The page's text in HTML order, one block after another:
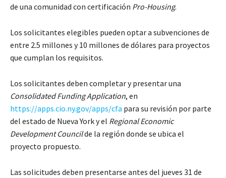
de una comunidad con certificación Pro-Housing.
Los solicitantes elegibles pueden optar a subvenciones de
entre 2.5 millones y 10 millones de dólares para proyectos
que cumplan los requisitos.
Los solicitantes deben completar y presentar una
Consolidated Funding Application, en
https://apps.cio.ny.gov/apps/cfa para su revisión por parte
del estado de Nueva York y el Regional Economic
Development Councilde la región donde se ubica el
proyecto propuesto.
Las solicitudes deben presentarse antes del jueves 31 de